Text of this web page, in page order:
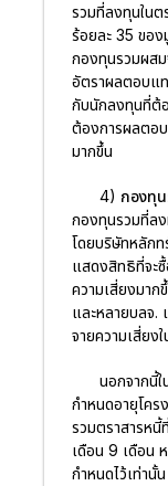
รวมที่ลงทุนในต
ร้อยละ 35 ขอ
กองทุนรวมผสม
อัตราผลตอบแ
กับนักลงทุนที่ต้
ต้องการผลตอ
มากขึ้น
4) กองทุ
กองทุนรวมที่ล
โดยบริษัทหลัก
แสดงสิทธิที่จะ
ความเสี่ยงมาก
และหลายบลจ.
จายความเสี่ยง
นอกจากนี้
กำหนดอายุโคร
รวมตราสารหนี้
เดือน 9 เดือน
กำหนดไว้เท่านั้